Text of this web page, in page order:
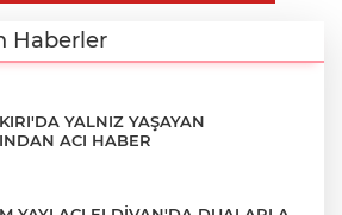
Haberler
YALNIZ YAŞAYAN
ACI HABER